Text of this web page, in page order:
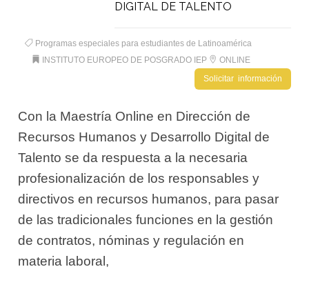
DIGITAL DE TALENTO
Programas especiales para estudiantes de Latinoamérica
INSTITUTO EUROPEO DE POSGRADO IEP
ONLINE
Solicitar información
Con la Maestría Online en Dirección de
Recursos Humanos y Desarrollo Digital de
Talento se da respuesta a la necesaria
profesionalización de los responsables y
directivos en recursos humanos, para pasar
de las tradicionales funciones en la gestión
de contratos, nóminas y regulación en
materia laboral,